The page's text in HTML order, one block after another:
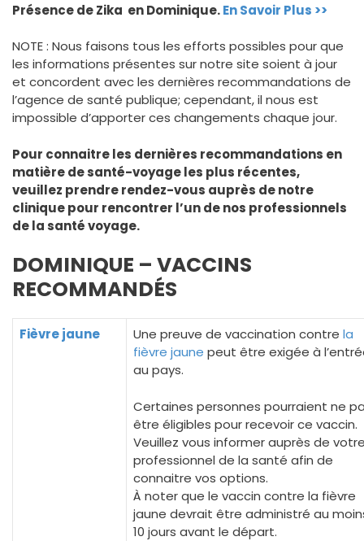
Présence de Zika en Dominique.En Savoir Plus >>
NOTE : Nous faisons tous les efforts possibles pour que
les informations présentes sur notre site soient à jour
et concordent avec les dernières recommandations de
l’agence de santé publique; cependant, il nous est
impossible d’apporter ces changements chaque jour.
Pour connaitre les dernières recommandations en
matière de santé-voyage les plus récentes,
veuillez prendre rendez-vous auprès de notre
clinique pour rencontrer l’un de nos professionnels
de la santé voyage.
DOMINIQUE – VACCINS
RECOMMANDÉS
Fièvre jaune Une preuve de vaccination contre la
fièvre jaune peut être exigée à
au pays.
Certaines personnes pourraient ne
être éligibles pour recevoir ce vaccin.
Veuillez vous informer auprès de
professionnel de la santé afin de
connaitre vos options.
À noter que le vaccin contre la fièvre
jaune devrait être administré au
10 jours avant le départ.